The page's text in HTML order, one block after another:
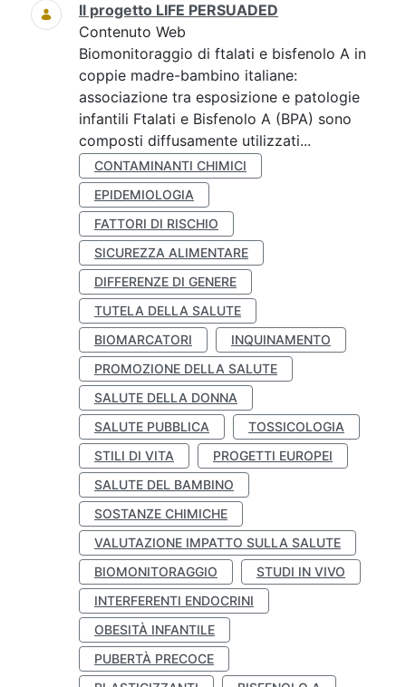
Il progetto LIFE PERSUADED
Contenuto Web
Biomonitoraggio di ftalati e bisfenolo A in
coppie madre-bambino italiane:
associazione tra esposizione e patologie
infantili Ftalati e Bisfenolo A (BPA) sono
composti diffusamente utilizzati...
CONTAMINANTI CHIMICI
EPIDEMIOLOGIA
FATTORI DI RISCHIO
SICUREZZA ALIMENTARE
DIFFERENZE DI GENERE
TUTELA DELLA SALUTE
BIOMARCATORI
INQUINAMENTO
PROMOZIONE DELLA SALUTE
SALUTE DELLA DONNA
SALUTE PUBBLICA
TOSSICOLOGIA
STILI DI VITA
PROGETTI EUROPEI
SALUTE DEL BAMBINO
SOSTANZE CHIMICHE
VALUTAZIONE IMPATTO SULLA SALUTE
BIOMONITORAGGIO
STUDI IN VIVO
INTERFERENTI ENDOCRINI
OBESITÀ INFANTILE
PUBERTÀ PRECOCE